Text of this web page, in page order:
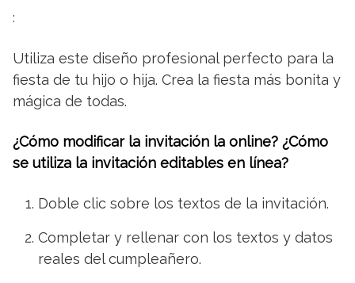
:
Utiliza este diseño profesional perfecto para la
fiesta de tu hijo o hija. Crea la fiesta más bonita y
mágica de todas.
¿Cómo modificar la invitación la online? ¿Cómo
se utiliza la invitación editables en línea?
Doble clic sobre los textos de la invitación.
Completar y rellenar con los textos y datos
reales del cumpleañero.